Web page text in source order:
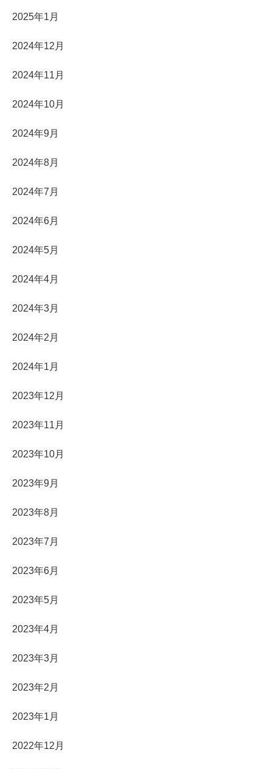
2025年1月
2024年12月
2024年11月
2024年10月
2024年9月
2024年8月
2024年7月
2024年6月
2024年5月
2024年4月
2024年3月
2024年2月
2024年1月
2023年12月
2023年11月
2023年10月
2023年9月
2023年8月
2023年7月
2023年6月
2023年5月
2023年4月
2023年3月
2023年2月
2023年1月
2022年12月